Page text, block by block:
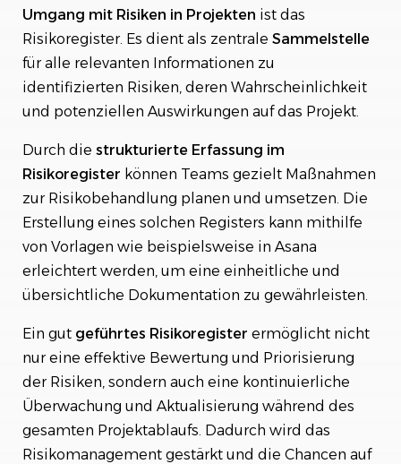
Umgang mit Risiken in Projekten ist das
Risikoregister. Es dient als zentrale Sammelstelle
für alle relevanten Informationen zu
identifizierten Risiken, deren Wahrscheinlichkeit
und potenziellen Auswirkungen auf das Projekt.
Durch die strukturierte Erfassung im
Risikoregister können Teams gezielt Maßnahmen
zur Risikobehandlung planen und umsetzen. Die
Erstellung eines solchen Registers kann mithilfe
von Vorlagen wie beispielsweise in Asana
erleichtert werden, um eine einheitliche und
übersichtliche Dokumentation zu gewährleisten.
Ein gut geführtes Risikoregister ermöglicht nicht
nur eine effektive Bewertung und Priorisierung
der Risiken, sondern auch eine kontinuierliche
Überwachung und Aktualisierung während des
gesamten Projektablaufs. Dadurch wird das
Risikomanagement gestärkt und die Chancen auf